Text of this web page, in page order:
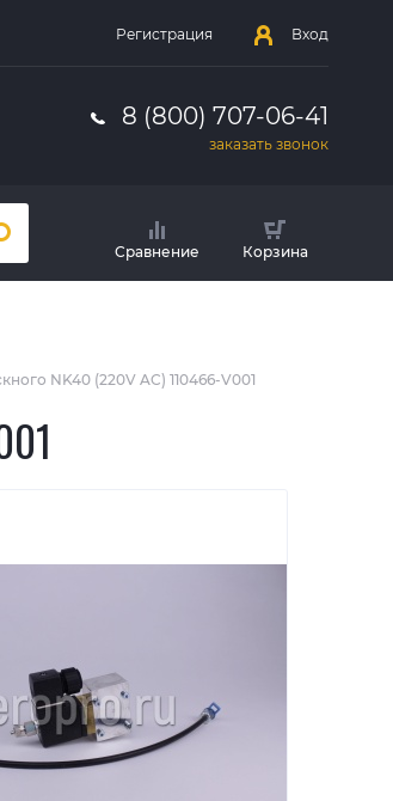
Регистрация Вход
8 (800) 707-06-41
заказать звонок
Сравнение Корзина
NK40 (220V AC) 110466-V001